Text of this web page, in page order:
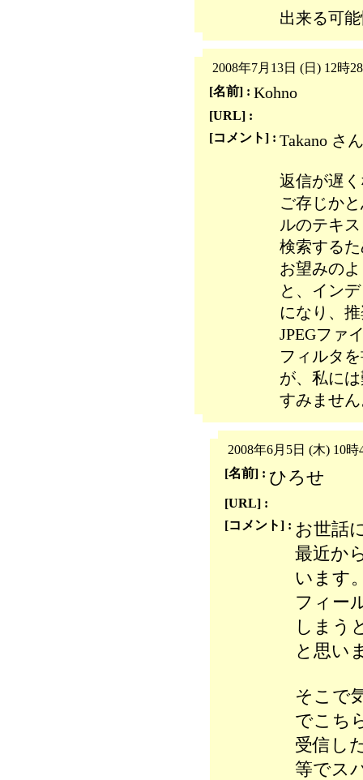
出来る可
2008年7月13日 (日) 12時
[名前] : Kohno
[URL] :
[コメント] : Takano さん
返信が遅
ご存じか
ルのテキ
検索する
お望みの
と、イン
になり、
JPEGファ
フィルタ
が、私に
すみませ
2008年6月5日 (木) 10時
[名前] : ひろせ
[URL] :
[コメント] : お世話
最近か
います
フィー
しまう
と思い
そこで
でこち
受信し
等でス